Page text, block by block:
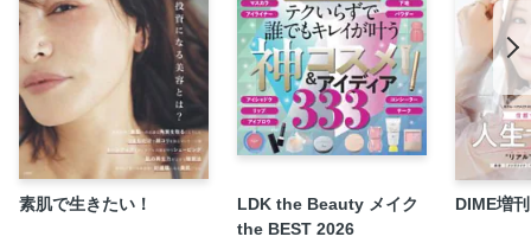
素肌で生きたい！
LDK the Beauty メイク
the BEST 2026
DIME増